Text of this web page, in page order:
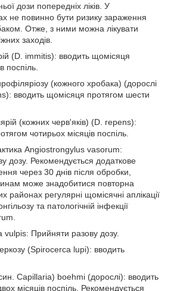
дози попередніх ліків. У
не повинно бути ризику зараження
Отже, з ними можна лікувати
заходів.
(D. immitis): вводить щомісяця
поспіль.
(кожного хробака) (дорослі
вводить щомісяця протягом шести
(кожних черв'яків) (D. repens):
чотирьох місяців поспіль.
Angiostrongylus vasorum:
дозу. Рекомендується додаткове
через 30 днів після обробки,
може знадобитися повторна
районах регулярні щомісячні аплікації
та патологічній інфекції
vulpis: Прийняти разову дозу.
(Spirocerca lupi): вводить
Capillaria) boehmi (дорослі): вводить
місяців поспіль. Рекомендується